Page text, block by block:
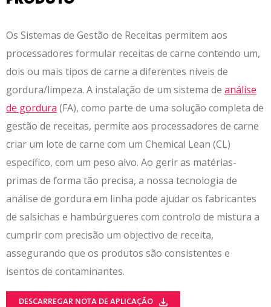
Os Sistemas de Gestão de Receitas permitem aos
processadores formular receitas de carne contendo um,
dois ou mais tipos de carne a diferentes níveis de
gordura/limpeza. A instalação de um sistema de análise
de gordura (FA), como parte de uma solução completa de
gestão de receitas, permite aos processadores de carne
criar um lote de carne com um Chemical Lean (CL)
específico, com um peso alvo. Ao gerir as matérias-
primas de forma tão precisa, a nossa tecnologia de
análise de gordura em linha pode ajudar os fabricantes
de salsichas e hambúrgueres com controlo de mistura a
cumprir com precisão um objectivo de receita,
assegurando que os produtos são consistentes e
isentos de contaminantes.
DESCARREGAR NOTA DE APLICAÇÃO